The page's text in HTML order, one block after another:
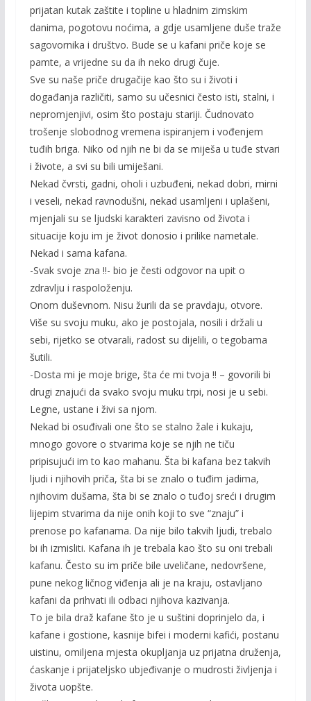
prijatan kutak zaštite i topline u hladnim zimskim
danima, pogotovu noćima, a gdje usamljene duše traže
sagovornika i društvo. Bude se u kafani priče koje se
pamte, a vrijedne su da ih neko drugi čuje.
Sve su naše priče drugačije kao što su i životi i
događanja različiti, samo su učesnici često isti, stalni, i
nepromjenjivi, osim što postaju stariji. Čudnovato
trošenje slobodnog vremena ispiranjem i vođenjem
tuđih briga. Niko od njih ne bi da se miješa u tuđe stvari
i živote, a svi su bili umiješani.
Nekad čvrsti, gadni, oholi i uzbuđeni, nekad dobri, mirni
i veseli, nekad ravnodušni, nekad usamljeni i uplašeni,
mjenjali su se ljudski karakteri zavisno od života i
situacije koju im je život donosio i prilike nametale.
Nekad i sama kafana.
-Svak svoje zna !!- bio je česti odgovor na upit o
zdravlju i raspoloženju.
Onom duševnom. Nisu žurili da se pravdaju, otvore.
Više su svoju muku, ako je postojala, nosili i držali u
sebi, rijetko se otvarali, radost su dijelili, o tegobama
šutili.
-Dosta mi je moje brige, šta će mi tvoja !! – govorili bi
drugi znajući da svako svoju muku trpi, nosi je u sebi.
Legne, ustane i živi sa njom.
Nekad bi osuđivali one što se stalno žale i kukaju,
mnogo govore o stvarima koje se njih ne tiču
pripisujući im to kao mahanu. Šta bi kafana bez takvih
ljudi i njihovih priča, šta bi se znalo o tuđim jadima,
njihovim dušama, šta bi se znalo o tuđoj sreći i drugim
lijepim stvarima da nije onih koji to sve “znaju” i
prenose po kafanama. Da nije bilo takvih ljudi, trebalo
bi ih izmisliti. Kafana ih je trebala kao što su oni trebali
kafanu. Često su im priče bile uveličane, nedovršene,
pune nekog ličnog viđenja ali je na kraju, ostavljano
kafani da prihvati ili odbaci njihova kazivanja.
To je bila draž kafane što je u suštini doprinjelo da, i
kafane i gostione, kasnije bifei i moderni kafići, postanu
uistinu, omiljena mjesta okupljanja uz prijatna druženja,
ćaskanje i prijateljsko ubjeđivanje o mudrosti življenja i
života uopšte.